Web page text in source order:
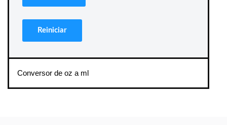
Conversor de oz a ml